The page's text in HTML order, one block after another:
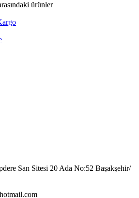
ürünler
San Sitesi 20 Ada No:52 Başakşehir/